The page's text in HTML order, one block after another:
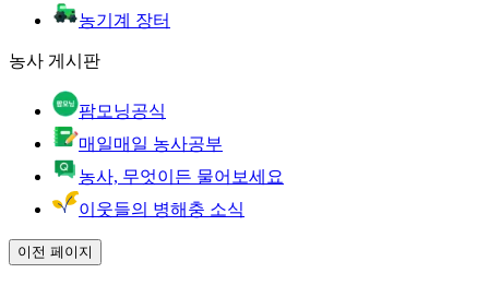
농기계 장터
농사 게시판
팜모닝공식
매일매일 농사공부
농사, 무엇이든 물어보세요
이웃들의 병해충 소식
이전 페이지